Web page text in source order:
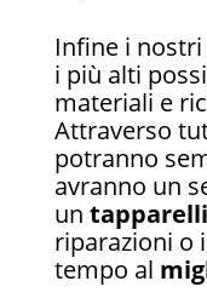
Infine i
i più alti
materiali e
Attraverso
potranno
avranno un
un
riparazioni o
tempo al